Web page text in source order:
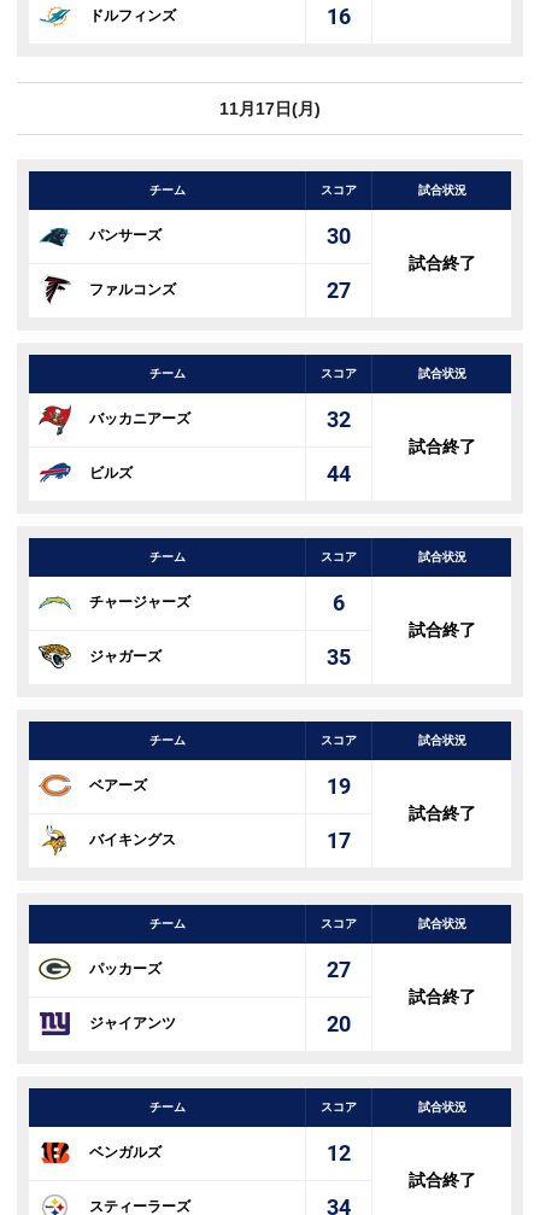
ドルフィンズ 16
11月17日(月)
チーム スコア 試合状況
パンサーズ 30
試合終了
ファルコンズ 27
チーム スコア 試合状況
バッカニアーズ 32
試合終了
ビルズ 44
チーム スコア 試合状況
チャージャーズ 6
試合終了
ジャガーズ 35
チーム スコア 試合状況
ベアーズ 19
試合終了
バイキングス 17
チーム スコア 試合状況
パッカーズ 27
試合終了
ジャイアンツ 20
チーム スコア 試合状況
ベンガルズ 12
試合終了
スティーラーズ 34